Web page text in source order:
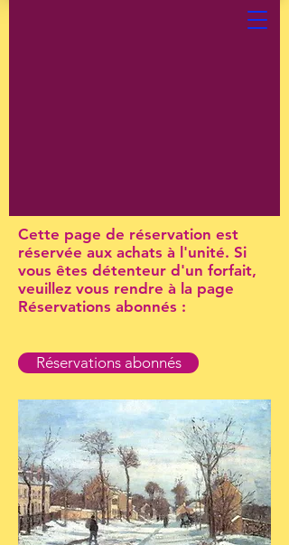
Cette page de réservation est
réservée aux achats à l'unité. Si
vous êtes détenteur d'un forfait,
veuillez vous rendre à la page
Réservations abonnés :
Réservations abonnés